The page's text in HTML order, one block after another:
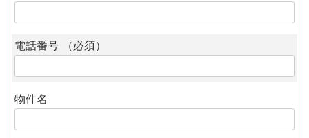
電話番号 （必須）
物件名